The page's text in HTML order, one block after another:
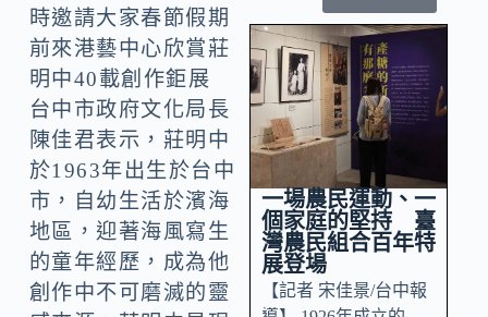
時邀請大家春節假期
前來港藝中心欣賞莊
明中40載創作鉅展
台中市政府文化局長
陳佳君表示，莊明中
於1963年出生於台中
市，自幼生活於濱海
地區，迎著海風寫生
的童年經歷，成為他
創作中不可磨滅的靈
一場農民運動、一
個家庭的堅持 臺
灣農民組合百年特
展登場
【記者 宋佳景/台中報